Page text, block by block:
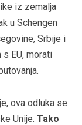
iz zemalja
u Schengen
Srbije i
EU, morati
ova odluka se
Unije. Tako